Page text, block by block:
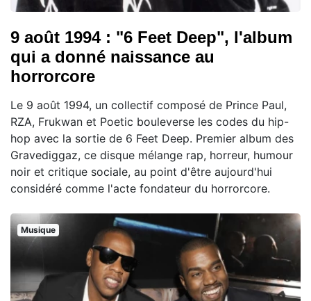
9 août 1994 : "6 Feet Deep", l'album
qui a donné naissance au
horrorcore
Le 9 août 1994, un collectif composé de Prince Paul,
RZA, Frukwan et Poetic bouleverse les codes du hip-
hop avec la sortie de 6 Feet Deep. Premier album des
Gravediggaz, ce disque mélange rap, horreur, humour
noir et critique sociale, au point d'être aujourd'hui
considéré comme l'acte fondateur du horrorcore.
Musique